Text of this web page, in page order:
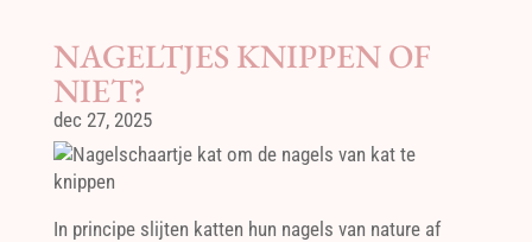
NAGELTJES KNIPPEN OF
NIET?
dec 27, 2025
In principe slijten katten hun nagels van nature af